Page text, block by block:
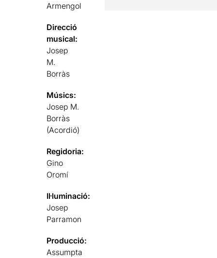
Armengol
Direcció
musical:
Josep
M.
Borràs
Músics:
Josep M.
Borràs
(Acordió)
Regidoria:
Gino
Oromí
Il·luminació:
Josep
Parramon
Producció:
Assumpta